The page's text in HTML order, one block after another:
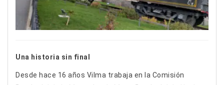
Una historia sin final
Desde hace 16 años Vilma trabaja en la Comisión